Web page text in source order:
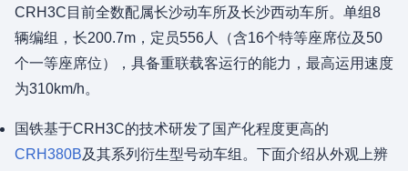
CRH3C目前全数配属长沙动车所及长沙西动车所。单组8
辆编组，长200.7m，定员556人（含16个特等座席位及50
个一等座席位），具备重联载客运行的能力，最高运用速度
为310km/h。
国铁基于CRH3C的技术研发了国产化程度更高的
CRH380B及其系列衍生型号动车组。下面介绍从外观上辨